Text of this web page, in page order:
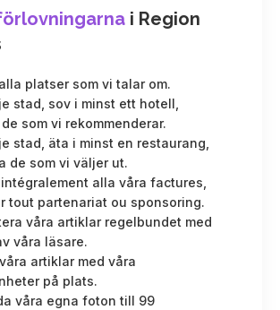
i Region
platser som vi talar om.
stad, sov i minst ett hotell,
som vi rekommenderar.
stad, äta i minst en restaurang,
de som vi väljer ut.
alla våra factures,
tout partenariat ou sponsoring.
våra artiklar regelbundet med
våra läsare.
artiklar med våra
på plats.
våra egna foton till 99